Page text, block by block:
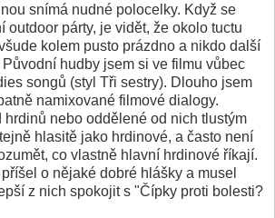
snímá nudné polocelky. Když se
outdoor párty, je vidět, že okolo tuctu
kolem pusto prázdno a nikdo další
hudby jsem si ve filmu vůbec
songů (styl Tři sestry). Dlouho jsem
namixované filmové dialogy.
hrdinů nebo oddělené od nich tlustým
hlasitě jako hrdinové, a často není
co vlastně hlavní hrdinové říkají.
o nějaké dobré hlášky a musel
z nich spokojit s "Čípky proti bolesti?